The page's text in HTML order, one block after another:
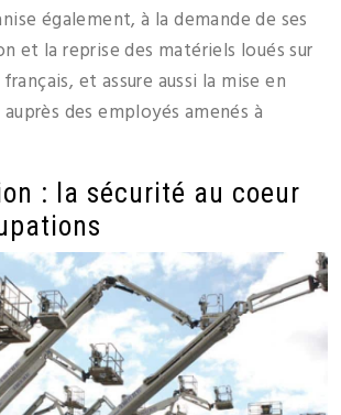
également, à la demande de ses
et la reprise des matériels loués sur
et assure aussi la mise en
des employés amenés à
: la sécurité au coeur